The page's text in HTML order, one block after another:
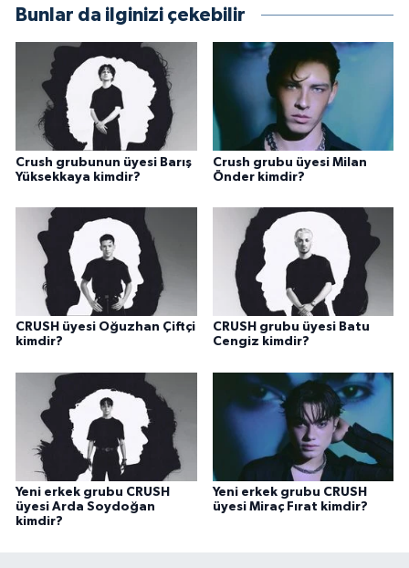
Bunlar da ilginizi çekebilir
Crush grubunun üyesi Barış
Yüksekkaya kimdir?
Crush grubu üyesi Milan
Önder kimdir?
CRUSH üyesi Oğuzhan Çiftçi
kimdir?
CRUSH grubu üyesi Batu
Cengiz kimdir?
Yeni erkek grubu CRUSH
üyesi Arda Soydoğan
kimdir?
Yeni erkek grubu CRUSH
üyesi Miraç Fırat kimdir?